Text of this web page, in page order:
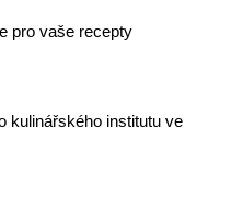
pro vaše recepty
kulinářského institutu ve